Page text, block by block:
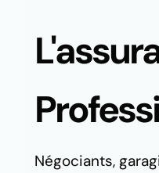
Négociants,